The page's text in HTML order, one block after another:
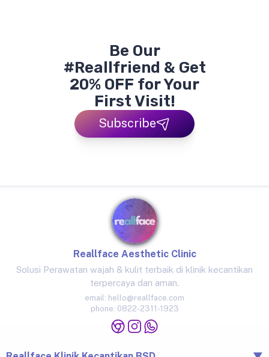
Be Our
#Reallfriend & Get
20% OFF for Your
First Visit!
Subscribe
Reallface Aesthetic Clinic
Solusi Perawatan wajah & kulit terbaik di klinik kecantikan
terpercaya dan aman.
email: hello@reallface.com
phone: 0822-2311-1923